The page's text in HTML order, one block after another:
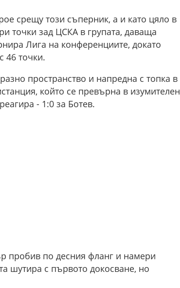
срещу този съперник, а и като цяло в
точки зад ЦСКА в групата, даваща
Лига на конференциите, докато
46 точки.
пространство и напредна с топка в
който се превърна в изумителен
- 1:0 за Ботев.
пробив по десния фланг и намери
шутира с първото докосване, но